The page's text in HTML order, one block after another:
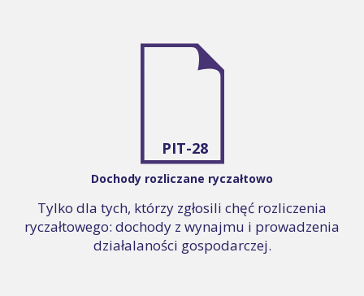
PIT-28
Dochody rozliczane ryczałtowo
Tylko dla tych, którzy zgłosili chęć rozliczenia
ryczałtowego: dochody z wynajmu i prowadzenia
działalaności gospodarczej.